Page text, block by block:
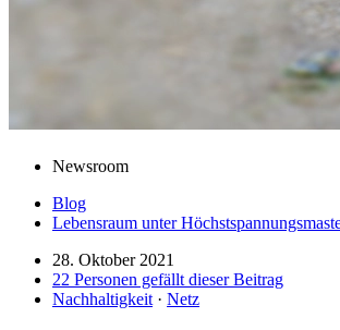
Newsroom
Blog
Lebensraum unter
28. Oktober 2021
22 Personen gefällt dieser Beitrag
Nachhaltigkeit· Netz